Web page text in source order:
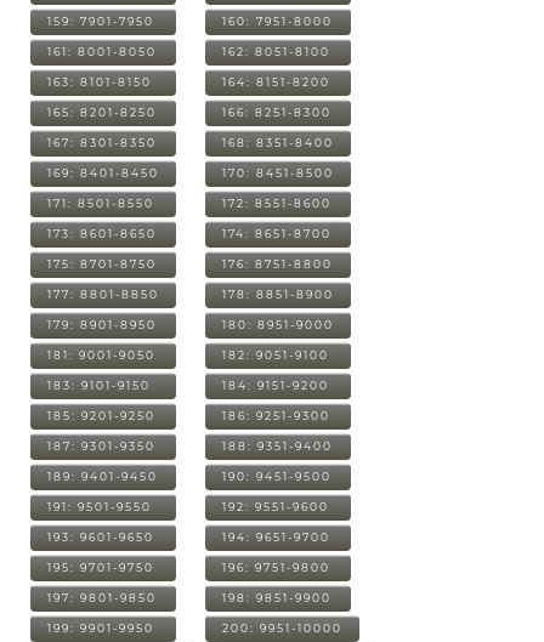
159: 7901-7950 160: 7951-8000
161: 8001-8050 162: 8051-8100
163: 8101-8150 164: 8151-8200
165: 8201-8250 166: 8251-8300
167: 8301-8350 168: 8351-8400
169: 8401-8450 170: 8451-8500
171: 8501-8550 172: 8551-8600
173: 8601-8650 174: 8651-8700
175: 8701-8750 176: 8751-8800
177: 8801-8850 178: 8851-8900
179: 8901-8950 180: 8951-9000
181: 9001-9050 182: 9051-9100
183: 9101-9150 184: 9151-9200
185: 9201-9250 186: 9251-9300
187: 9301-9350 188: 9351-9400
189: 9401-9450 190: 9451-9500
191: 9501-9550 192: 9551-9600
193: 9601-9650 194: 9651-9700
195: 9701-9750 196: 9751-9800
197: 9801-9850 198: 9851-9900
199: 9901-9950 200: 9951-10000